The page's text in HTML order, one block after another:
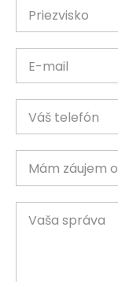
Priezvisko
E-mail
Váš telefón
Mám záujem o
Vaša správa